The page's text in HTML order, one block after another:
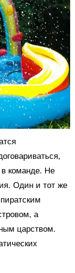
в команде. Не
Один и тот же
а
царством.